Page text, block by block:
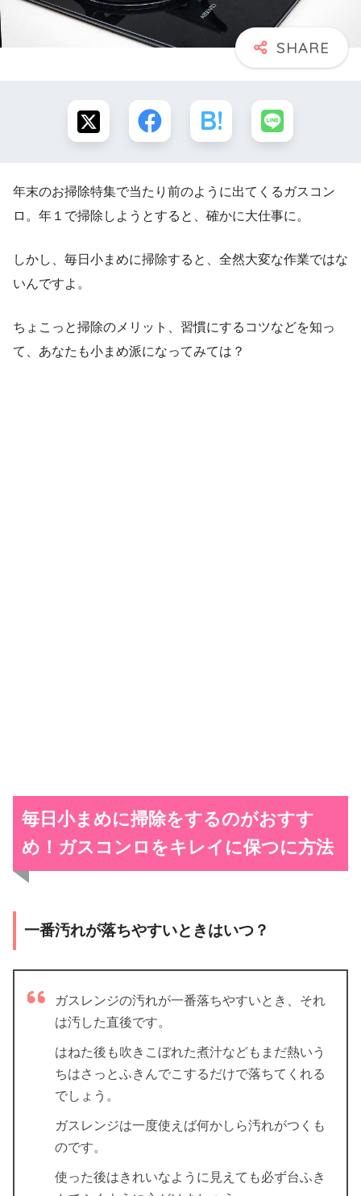
年末のお掃除特集で当たり前のように出てくるガスコン
ロ。年１で掃除しようとすると、確かに大仕事に。
しかし、毎日小まめに掃除すると、全然大変な作業ではな
いんですよ。
ちょこっと掃除のメリット、習慣にするコツなどを知っ
て、あなたも小まめ派になってみては？
毎日小まめに掃除をするのがおすす
め！ ガスコンロをキレイに保つに方法
一番汚れが落ちやすいときはいつ？
ガスレンジの汚れが一番落ちやすいとき、それ
は汚した直後です。
はねた後も吹きこぼれた煮汁などもまだ熱いう
ちはさっとふきんでこするだけで落ちてくれる
でしょう。
ガスレンジは一度使えば何かしら汚れがつくも
のです。
使った後はきれいなように見えても必ず台ふき